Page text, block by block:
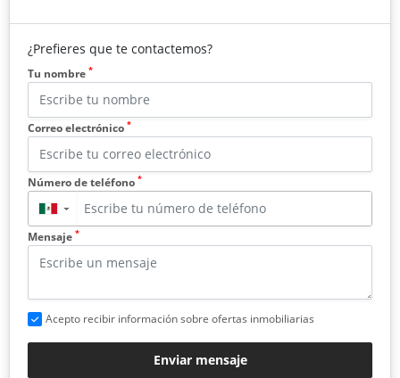
¿Prefieres que te contactemos?
Tu nombre *
Correo electrónico *
Número de teléfono *
▼
Mensaje *
Acepto recibir información sobre ofertas inmobiliarias
Enviar mensaje